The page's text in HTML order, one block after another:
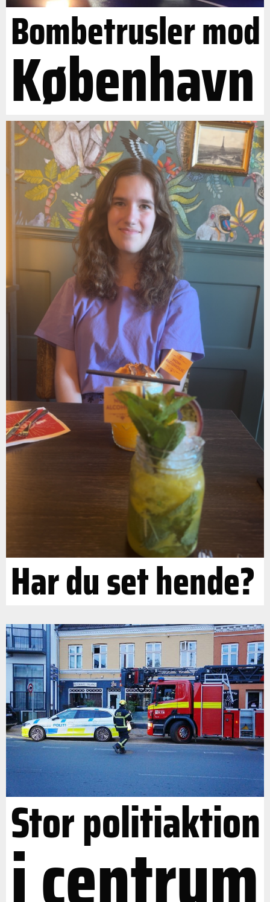
Bombetrusler mod
København
Har du set hende?
Stor politiaktion